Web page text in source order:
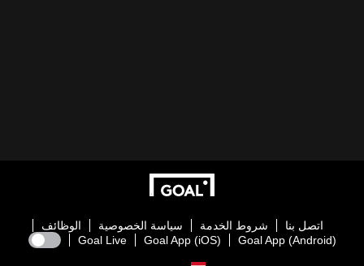
اتصل بنا شروط الخدمة سياسة الخصوصية
الوظائف
Goal App (Android)
Goal App (iOS)
Goal Live